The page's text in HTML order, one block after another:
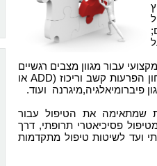
עבור מגוון מצבים רגשיים
, איבחון הפרעות קשב וריכוז (ADD או
שמתאימה את הטיפול עבור
פסיכיאטרי תרופתי, דרך
ועד לשיטות טיפול מתקדמות